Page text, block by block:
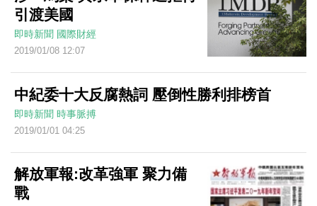
引渡美國
即時新聞 國際財經
2019/01/08 12:07
中紀委十大反腐熱詞 壓倒性勝利排榜首
即時新聞 時事脈搏
2019/01/01 04:25
解放軍報:改革強軍 聚力備
戰